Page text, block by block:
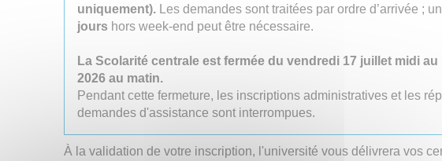
uniquement).
Les demandes sont traitées par ordre d’arrivée ; un
jours hors week-end peut être nécessaire.
La Scolarité centrale est fermée du vendredi 17 juillet midi
2026 au matin.
Pendant cette fermeture, les inscriptions administratives et les
demandes d'assistance sont interrompues.
À la validation de votre inscription, l'université vous délivrera vos